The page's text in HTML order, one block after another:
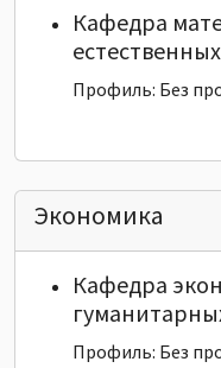
Кафедра
Профиль: Без
Экономика
Кафедра
Профиль: Без